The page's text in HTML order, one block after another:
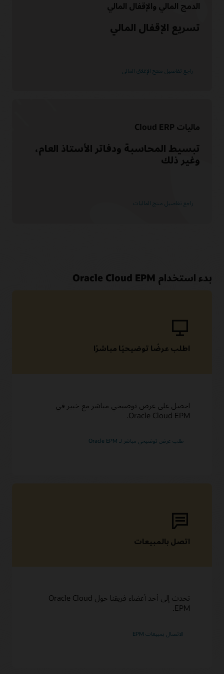
العثور على شريك
الدمج المالي والإقفال المالي
تسريع الإقفال المالي
راجع تفاصيل منتج الإغلاق المالي
ماليات Cloud ERP
تبسيط المحاسبة ودفاتر الأستاذ العام،
وغير ذلك
راجع تفاصيل منتج الماليات
بدء استخدام Oracle Cloud EPM
اطلب عرضًا توضيحيًا مباشر‬‏‫ًا
احصل على عرض توضيحي مباشر مع خبير في
Oracle Cloud EPM.
طلب عرض توضيحي مباشر لـ Oracle EPM
اتصل بالمبيعات
تحدث إلى أحد أعضاء فريقنا حول Oracle Cloud
EPM.
الاتصال بمبيعات EPM